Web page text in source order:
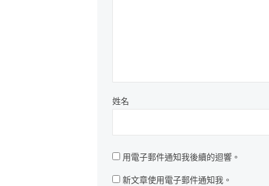
姓名
用電子郵件通知我後續的迴響。
新文章使用電子郵件通知我。